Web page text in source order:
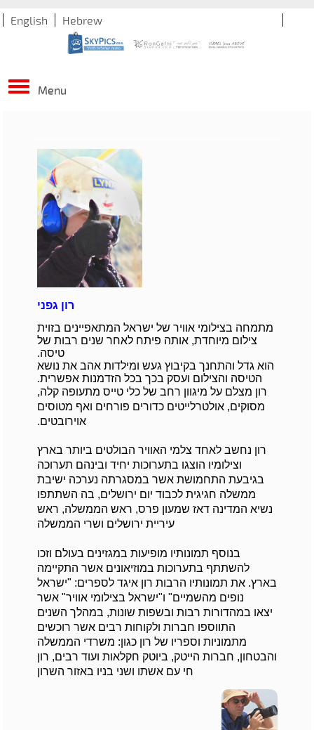
Hebrew
English
Menu
רון גפני
מתמחה בצילומי אוויר של ישראל המתאפיינים בזוית
צילום מיוחדת, אותה פיתח לאחר שנים רבות של
טיסה.
הוא גדל והתחנך בקיבוץ געש ומילדות אהב את נושא
הטיסה והצילום ועסק בכך בכל הזדמנות אפשרית.
רון מצלם על מיגוון רחב של כלי טייס מתעופה קלה,
מסוקים, אולטרלייטים כדורים פורחים ואף מטוסים
אוירובטים.
רון נחשב לאחד צלמי האוויר הבולטים ביותר בארץ
וצילומיו הוצגו בתערוכות יחיד ובינהם תערוכה
בגיבעת התחמושת אשר במסגרתה נערכה ישיבת
ממשלה חגיגית לכבוד יום ירושלים, בה השתתפו
נשיא המדינה דאז שמעון פרס, ראש הממשלה, ראש
עיריית ירושלים ושרי הממשלה
בנוסף תמונותיו מופיעות במגזינים בעולם וזכו
להשתתף בתערוכות במוזיאונים אשר התקיימה
בארץ. את תמונותיו הרבות רון איגד לספרים: "ישראל
נופים מהשמיים" ו"ישראל בצילומי אוויר" אשר
יצאו במהדורות רבות ובשפות שונות, במהלך השנים
התווספו חברות ולקוחות רבים אשר רוכשים
מתמוניות וספריו של רון כגון: משרדי הממשלה
והבטחון, חברות הייטק, ביוטק חקלאות ועוד רבים, רון
חי עם אשתו ושני בניו באזור השרון